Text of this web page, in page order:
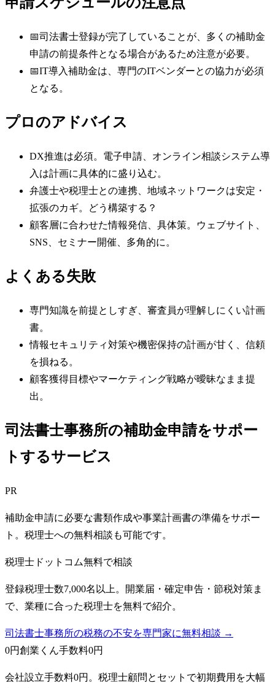
📅司法書士登録が完了していることが、多くの補助金
申請の前提条件となる場合があるため注意が必要。
📅IT導入補助金は、専門のITベンダーとの協力が必須
となる。
プロのアドバイス
DX推進は必須。電子申請、オンライン相談システム導
入は計画に具体的に盛り込む。
弁護士や税理士との連携、地域ネットワークは安定・
拡張のカギ。どう構築する？
顧客層に合わせた情報発信、具体策。ウェブサイト、
SNS、セミナー開催、多角的に。
よくある失敗
専門知識を前提としすぎ、審査員が理解しにくい計画
書。
情報セキュリティ対策や機密保持の計画が甘く、信頼
を損ねる。
顧客獲得目標やマーケティング戦略が曖昧なまま提
出。
司法書士事務所の補助金申請をサポー
トするサービス
PR
補助金申請に必要な書類作成や事業計画書の準備をサポー
ト。税理士への無料相談も可能です。
税理士ドットコム無料で相談
登録税理士数7,000名以上。開業届・確定申告・節税対策ま
で、業種に合った税理士を無料で紹介。
司法書士事務所の税務の不安を専門家に無料相談 →
0円創業くん手数料0円
会社設立手数料0円。税理士顧問とセットで初期費用を大幅